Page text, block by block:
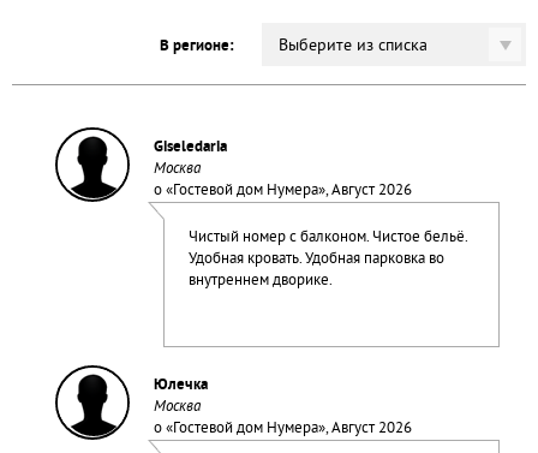
В регионе: Выберите из списка
Giseledaria
Москва
о «Гостевой дом Нумера», Август 2026
Чистый номер с балконом. Чистое бельё.
Удобная кровать. Удобная парковка во
внутреннем дворике.
Юлечка
Москва
о «Гостевой дом Нумера», Август 2026